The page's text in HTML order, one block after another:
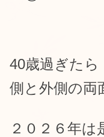
40歳過ぎたら
側と外側の両
２０２６年